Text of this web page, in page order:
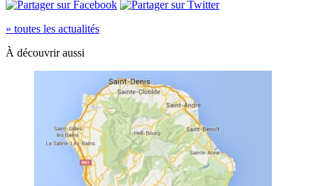
» toutes les actualités
À découvrir aussi